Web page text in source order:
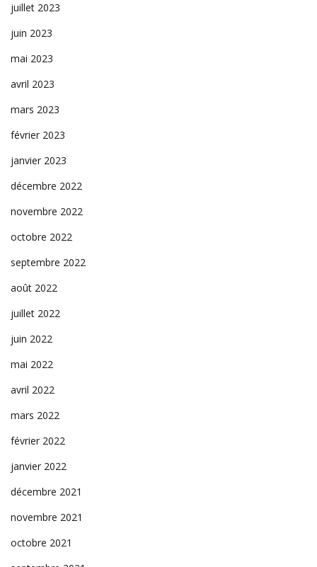
juillet 2023
juin 2023
mai 2023
avril 2023
mars 2023
février 2023
janvier 2023
décembre 2022
novembre 2022
octobre 2022
septembre 2022
août 2022
juillet 2022
juin 2022
mai 2022
avril 2022
mars 2022
février 2022
janvier 2022
décembre 2021
novembre 2021
octobre 2021